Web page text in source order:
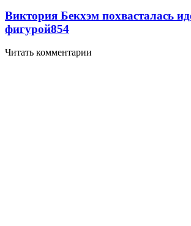
Виктория Бекхэм похвасталась
фигурой854
Читать комментарии